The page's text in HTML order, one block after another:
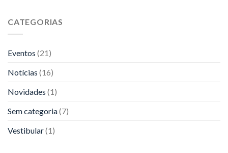
CATEGORIAS
Eventos (21)
Notícias (16)
Novidades (1)
Sem categoria(7)
Vestibular(1)